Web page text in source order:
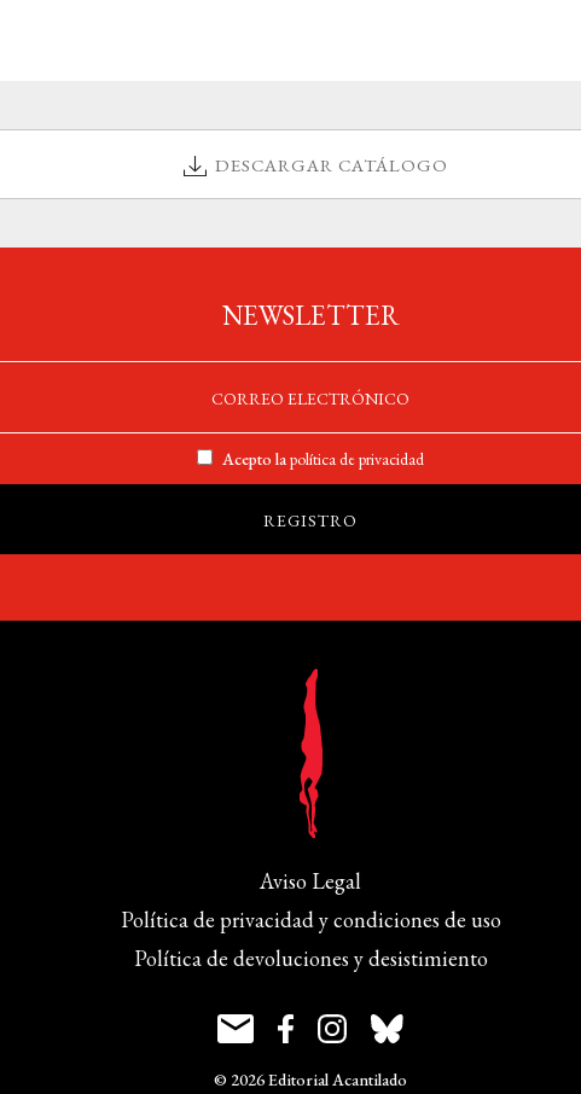
DESCARGAR CATÁLOGO
NEWSLETTER
Acepto lapolítica de privacidad
Aviso Legal
Política de privacidad y condiciones de uso
Política de devoluciones y desistimiento
© 2026 Editorial Acantilado